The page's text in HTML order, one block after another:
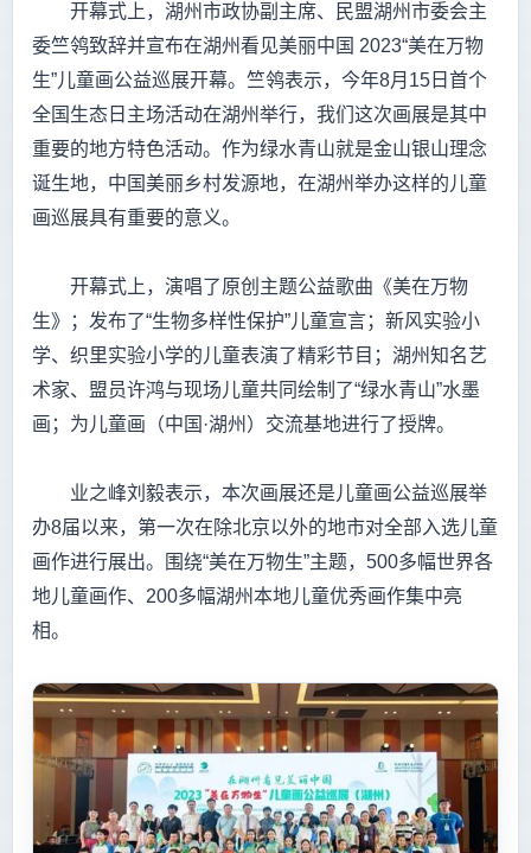
开幕式上，湖州市政协副主席、民盟湖州市委会主
委竺鸰致辞并宣布在湖州看见美丽中国 2023“美在万物
生”儿童画公益巡展开幕。竺鸰表示，今年8月15日首个
全国生态日主场活动在湖州举行，我们这次画展是其中
重要的地方特色活动。作为绿水青山就是金山银山理念
诞生地，中国美丽乡村发源地，在湖州举办这样的儿童
画巡展具有重要的意义。
开幕式上，演唱了原创主题公益歌曲《美在万物
生》；发布了“生物多样性保护”儿童宣言；新风实验小
学、织里实验小学的儿童表演了精彩节目；湖州知名艺
术家、盟员许鸿与现场儿童共同绘制了“绿水青山”水墨
画；为儿童画（中国·湖州）交流基地进行了授牌。
业之峰刘毅表示，本次画展还是儿童画公益巡展举
办8届以来，第一次在除北京以外的地市对全部入选儿童
画作进行展出。围绕“美在万物生”主题，500多幅世界各
地儿童画作、200多幅湖州本地儿童优秀画作集中亮
相。